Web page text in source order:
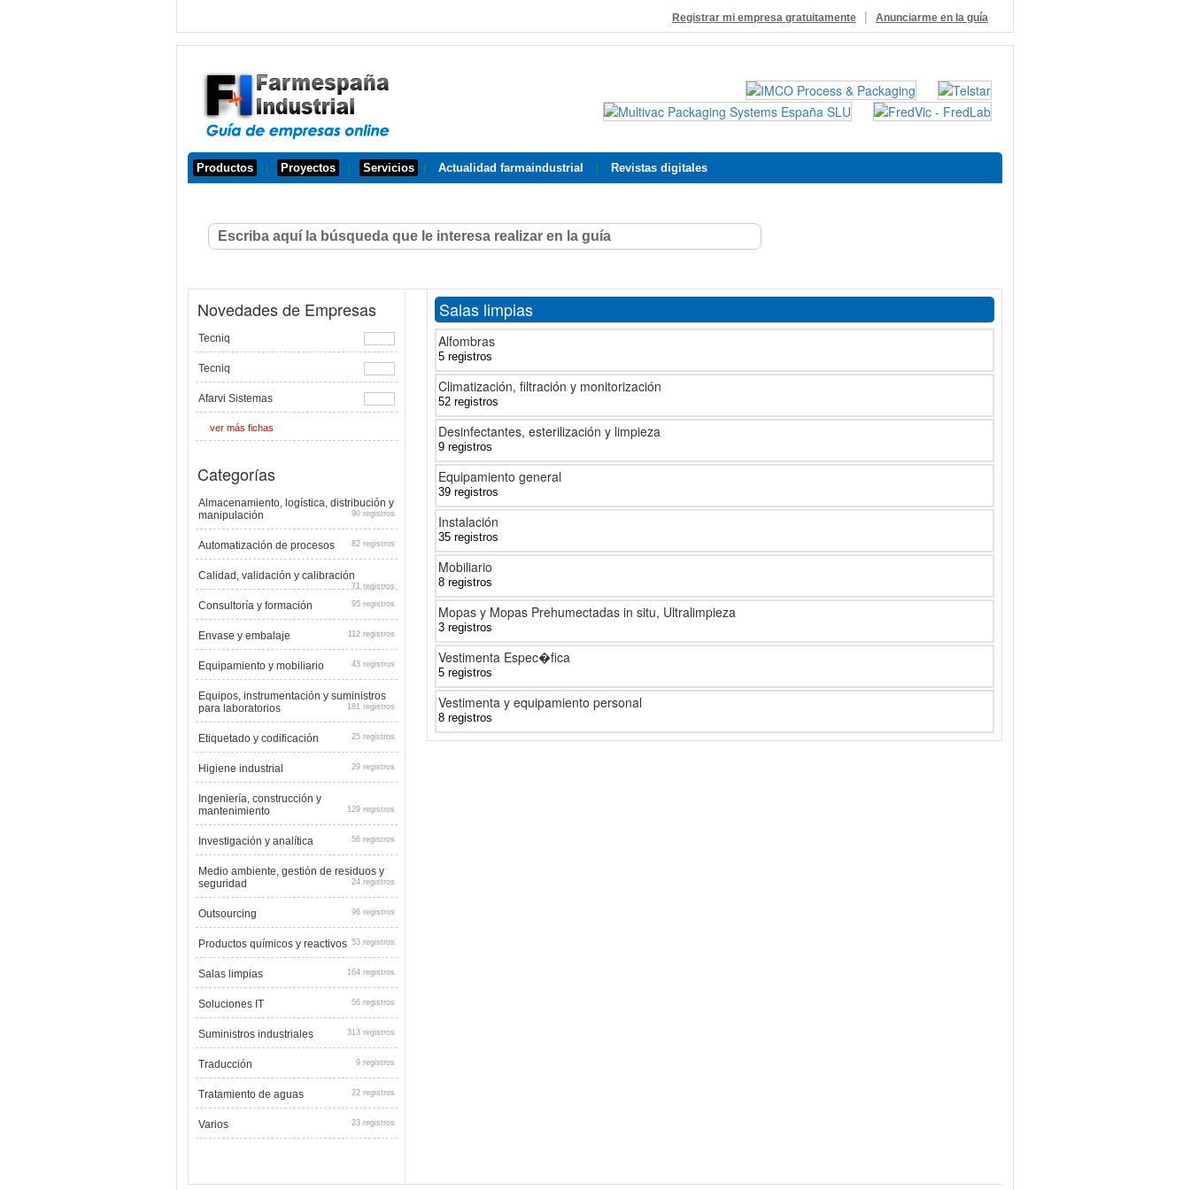
Registrar mi empresa gratuitamente | Anunciarme en la guía
Productos | Proyectos | Servicios | Actualidad farmaindustrial | Revistas digitales
Novedades de Empresas
Tecniq
Tecniq
Afarvi Sistemas
ver más fichas
Categorías
Almacenamiento, logística, distribución y
manipulación
90 registros
Automatización de procesos 82 registros
Calidad, validación y calibración
71 registros
Consultoría y formación 95 registros
Envase y embalaje 112 registros
Equipamiento y mobiliario 43 registros
Equipos, instrumentación y suministros
para laboratorios
181 registros
Etiquetado y codificación 25 registros
Higiene industrial 29 registros
Ingeniería, construcción y
mantenimiento
129 registros
Investigación y analítica 56 registros
Medio ambiente, gestión de residuos y
seguridad
24 registros
Outsourcing 96 registros
Productos químicos y reactivos 53 registros
Salas limpias 164 registros
Soluciones IT 56 registros
Suministros industriales 313 registros
Traducción 9 registros
Tratamiento de aguas 22 registros
Varios 23 registros
Salas limpias
Alfombras
5 registros
Climatización, filtración y monitorización
52 registros
Desinfectantes, esterilización y limpieza
9 registros
Equipamiento general
39 registros
Instalación
35 registros
Mobiliario
8 registros
Mopas y Mopas Prehumectadas in situ, Ultralimpieza
3 registros
Vestimenta Espec�fica
5 registros
Vestimenta y equipamiento personal
8 registros